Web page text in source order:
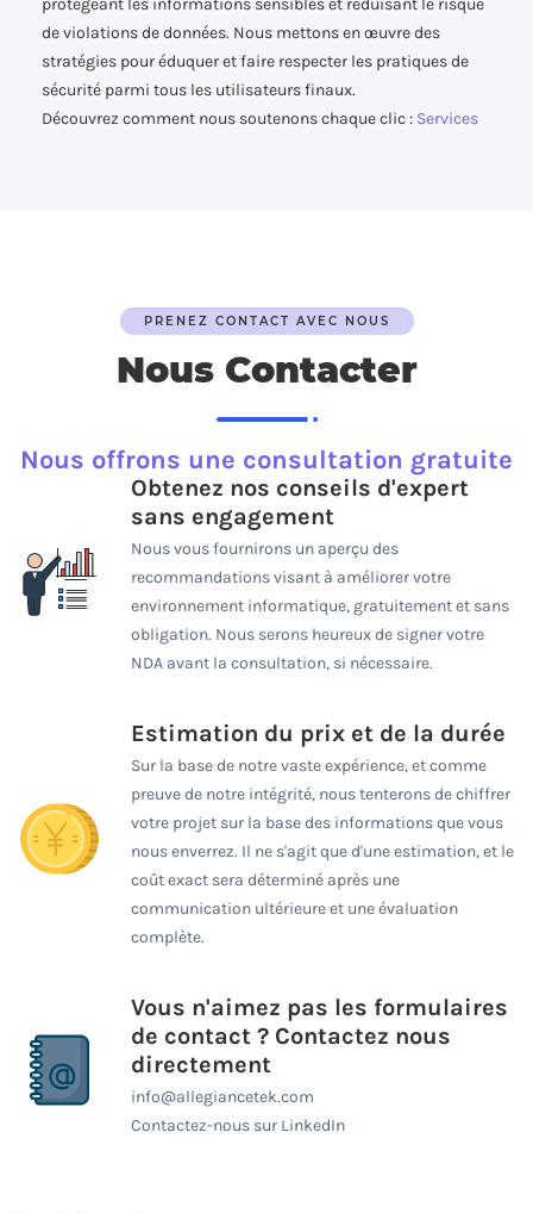
protégeant les informations sensibles et réduisant le risque
de violations de données. Nous mettons en œuvre des
stratégies pour éduquer et faire respecter les pratiques de
sécurité parmi tous les utilisateurs finaux.
Découvrez comment nous soutenons chaque clic : Services
PRENEZ CONTACT AVEC NOUS
Nous Contacter
Nous offrons une consultation gratuite
Obtenez nos conseils d'expert
sans engagement
Nous vous fournirons un aperçu des
recommandations visant à améliorer votre
environnement informatique, gratuitement et sans
obligation. Nous serons heureux de signer votre
NDA avant la consultation, si nécessaire.
Estimation du prix et de la durée
Sur la base de notre vaste expérience, et comme
preuve de notre intégrité, nous tenterons de chiffrer
votre projet sur la base des informations que vous
nous enverrez. Il ne s'agit que d'une estimation, et le
coût exact sera déterminé après une
communication ultérieure et une évaluation
complète.
Vous n'aimez pas les formulaires
de contact ? Contactez nous
directement
info@allegiancetek.com
Contactez-nous sur LinkedIn